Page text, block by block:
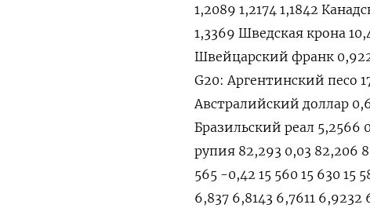
1,2089 1,2174 1,1842
1,3369 Шведская крона
Швейцарский франк
G20: Аргентинский песо
Австралийский доллар
Бразильский реал 5,2566
рупия 82,293 0,03 82,206
565 -0,42 15 560 15 630 15
6,837 6,8143 6,7611 6,9232